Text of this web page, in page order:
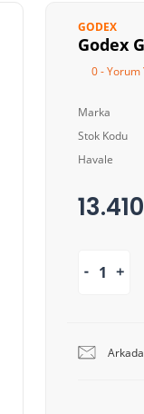
GODEX
Godex
0 - Yorum
Marka
Stok Kodu
Havale